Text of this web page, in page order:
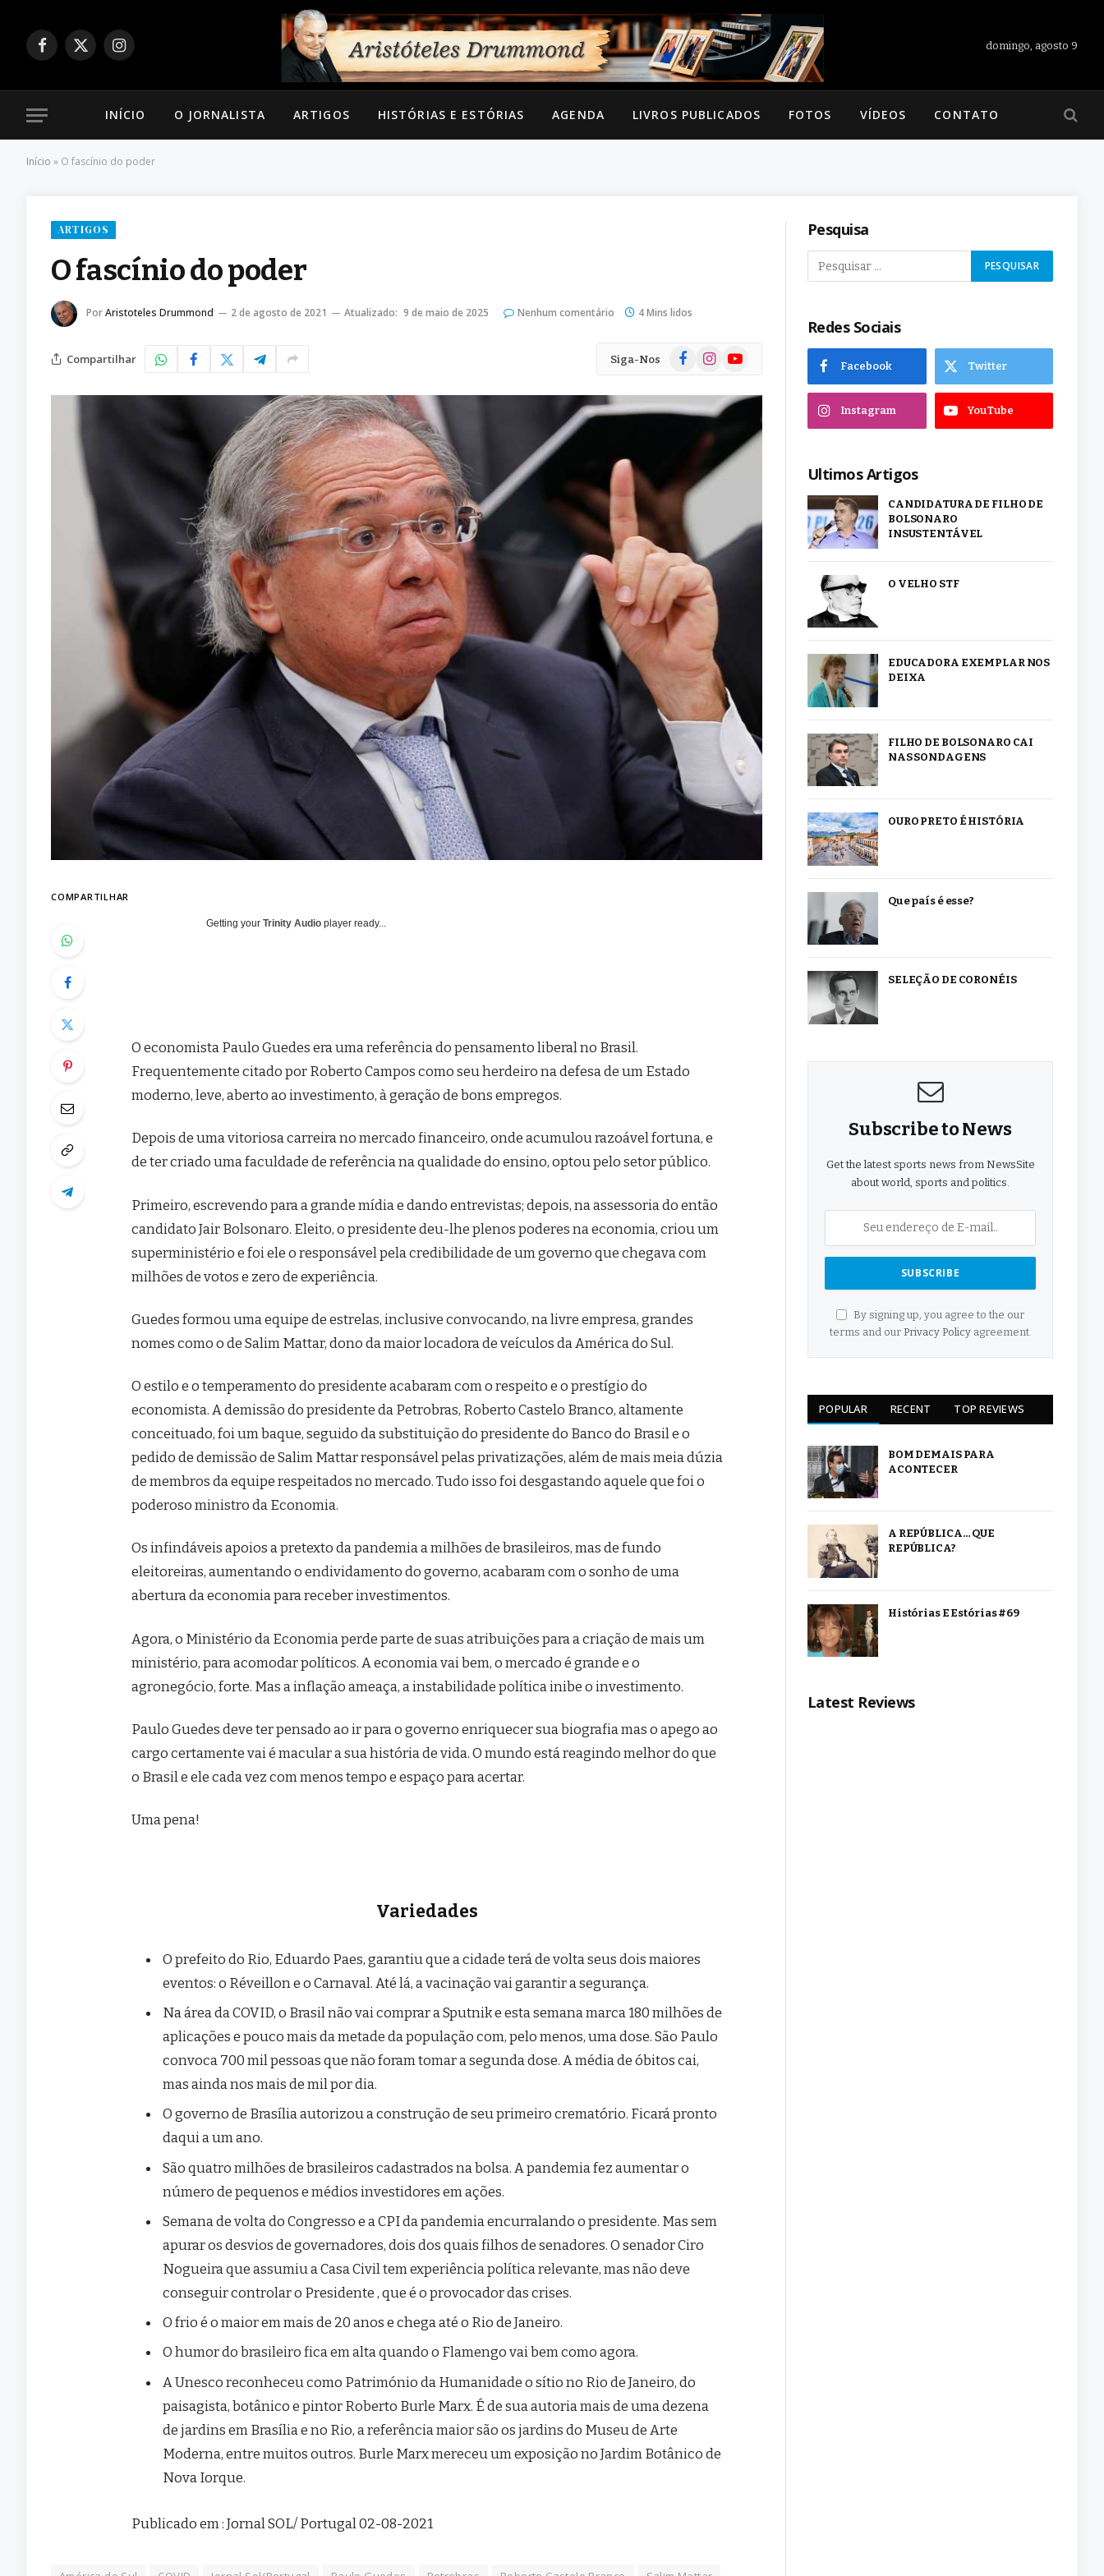
Facebook
X
Instagram
domingo, agosto 9
INÍCIO O JORNALISTA ARTIGOS HISTÓRIAS E ESTÓRIAS AGENDA LIVROS PUBLICADOS FOTOS VÍDEOS CONTATO
Início » O fascínio do poder
ARTIGOS
O fascínio do poder
PorAristoteles Drummond 2 de agosto de 2021 Atualizado: 9 de maio de 2025 Nenhum comentário 4 Mins lidos
Compartilhar Siga-Nos FacebookInstagramYouTube
COMPARTILHAR
Getting yourTrinity Audio player ready...
O economista Paulo Guedes era uma referência do pensamento liberal no Brasil.
Frequentemente citado por Roberto Campos como seu herdeiro na defesa de um Estado
moderno, leve, aberto ao investimento, à geração de bons empregos.
Depois de uma vitoriosa carreira no mercado financeiro, onde acumulou razoável fortuna, e
de ter criado uma faculdade de referência na qualidade do ensino, optou pelo setor público.
Primeiro, escrevendo para a grande mídia e dando entrevistas; depois, na assessoria do então
candidato Jair Bolsonaro. Eleito, o presidente deu-lhe plenos poderes na economia, criou um
superministério e foi ele o responsável pela credibilidade de um governo que chegava com
milhões de votos e zero de experiência.
Guedes formou uma equipe de estrelas, inclusive convocando, na livre empresa, grandes
nomes como o de Salim Mattar, dono da maior locadora de veículos da América do Sul.
O estilo e o temperamento do presidente acabaram com o respeito e o prestígio do
economista. A demissão do presidente da Petrobras, Roberto Castelo Branco, altamente
conceituado, foi um baque, seguido da substituição do presidente do Banco do Brasil e o
pedido de demissão de Salim Mattar responsável pelas privatizações, além de mais meia dúzia
de membros da equipe respeitados no mercado. Tudo isso foi desgastando aquele que foi o
poderoso ministro da Economia.
Os infindáveis apoios a pretexto da pandemia a milhões de brasileiros, mas de fundo
eleitoreiras, aumentando o endividamento do governo, acabaram com o sonho de uma
abertura da economia para receber investimentos.
Agora, o Ministério da Economia perde parte de suas atribuições para a criação de mais um
ministério, para acomodar políticos. A economia vai bem, o mercado é grande e o
agronegócio, forte. Mas a inflação ameaça, a instabilidade política inibe o investimento.
Paulo Guedes deve ter pensado ao ir para o governo enriquecer sua biografia mas o apego ao
cargo certamente vai é macular a sua história de vida. O mundo está reagindo melhor do que
o Brasil e ele cada vez com menos tempo e espaço para acertar.
Uma pena!
Variedades
O prefeito do Rio, Eduardo Paes, garantiu que a cidade terá de volta seus dois maiores
eventos: o Réveillon e o Carnaval. Até lá, a vacinação vai garantir a segurança.
Na área da COVID, o Brasil não vai comprar a Sputnik e esta semana marca 180 milhões de
aplicações e pouco mais da metade da população com, pelo menos, uma dose. São Paulo
convoca 700 mil pessoas que não foram tomar a segunda dose. A média de óbitos cai,
mas ainda nos mais de mil por dia.
O governo de Brasília autorizou a construção de seu primeiro crematório. Ficará pronto
daqui a um ano.
São quatro milhões de brasileiros cadastrados na bolsa. A pandemia fez aumentar o
número de pequenos e médios investidores em ações.
Semana de volta do Congresso e a CPI da pandemia encurralando o presidente. Mas sem
apurar os desvios de governadores, dois dos quais filhos de senadores. O senador Ciro
Nogueira que assumiu a Casa Civil tem experiência política relevante, mas não deve
conseguir controlar o Presidente , que é o provocador das crises.
O frio é o maior em mais de 20 anos e chega até o Rio de Janeiro.
O humor do brasileiro fica em alta quando o Flamengo vai bem como agora.
A Unesco reconheceu como Património da Humanidade o sítio no Rio de Janeiro, do
paisagista, botânico e pintor Roberto Burle Marx. É de sua autoria mais de uma dezena
de jardins em Brasília e no Rio, a referência maior são os jardins do Museu de Arte
Moderna, entre muitos outros. Burle Marx mereceu um exposição no Jardim Botânico de
Nova Iorque.
Publicado em : Jornal SOL/ Portugal 02-08-2021
Pesquisa
Redes Sociais
Facebook Twitter
Instagram YouTube
Ultimos Artigos
CANDIDATURA DE FILHO DE
BOLSONARO
INSUSTENTÁVEL
O VELHO STF
EDUCADORA EXEMPLAR NOS
DEIXA
FILHO DE BOLSONARO CAI
NAS SONDAGENS
OURO PRETO É HISTÓRIA
Que país é esse?
SELEÇÃO DE CORONÉIS
Subscribe to News
Get the latest sports news from NewsSite
about world, sports and politics.
By signing up, you agree to the our
terms and our Privacy Policyagreement.
POPULAR RECENT TOP REVIEWS
BOM DEMAIS PARA
ACONTECER
A REPÚBLICA… QUE
REPÚBLICA?
Histórias E Estórias #69
Latest Reviews